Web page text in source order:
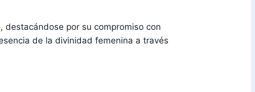
por su compromiso con
de la divinidad femenina a través